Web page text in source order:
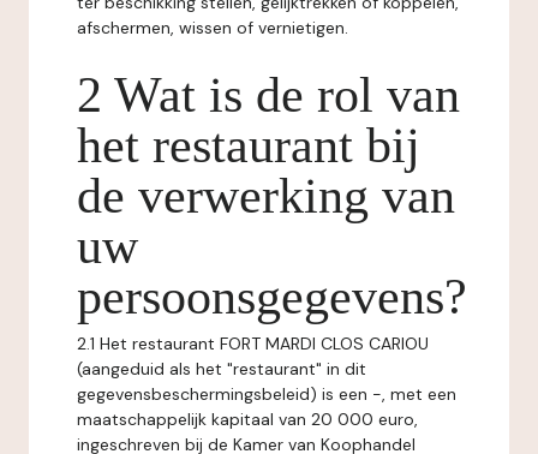
afschermen, wissen of vernietigen.
2 Wat is de rol van
het restaurant bij
de verwerking van
uw
persoonsgegevens?
2.1 Het restaurant FORT MARDI CLOS CARIOU
(aangeduid als het "restaurant" in dit
gegevensbeschermingsbeleid) is een -, met een
maatschappelijk kapitaal van 20 000 euro,
ingeschreven bij de Kamer van Koophandel